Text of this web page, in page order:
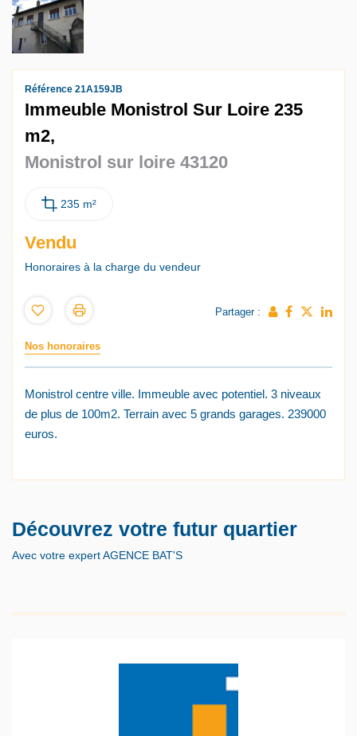
Référence 21A159JB
Immeuble Monistrol Sur Loire 235
m2,
Monistrol sur loire 43120
235 m²
Vendu
Honoraires à la charge du vendeur
Partager :
Nos honoraires
Monistrol centre ville. Immeuble avec potentiel. 3 niveaux
de plus de 100m2. Terrain avec 5 grands garages. 239000
euros.
Découvrez votre futur quartier
Avec votre expert AGENCE BAT'S